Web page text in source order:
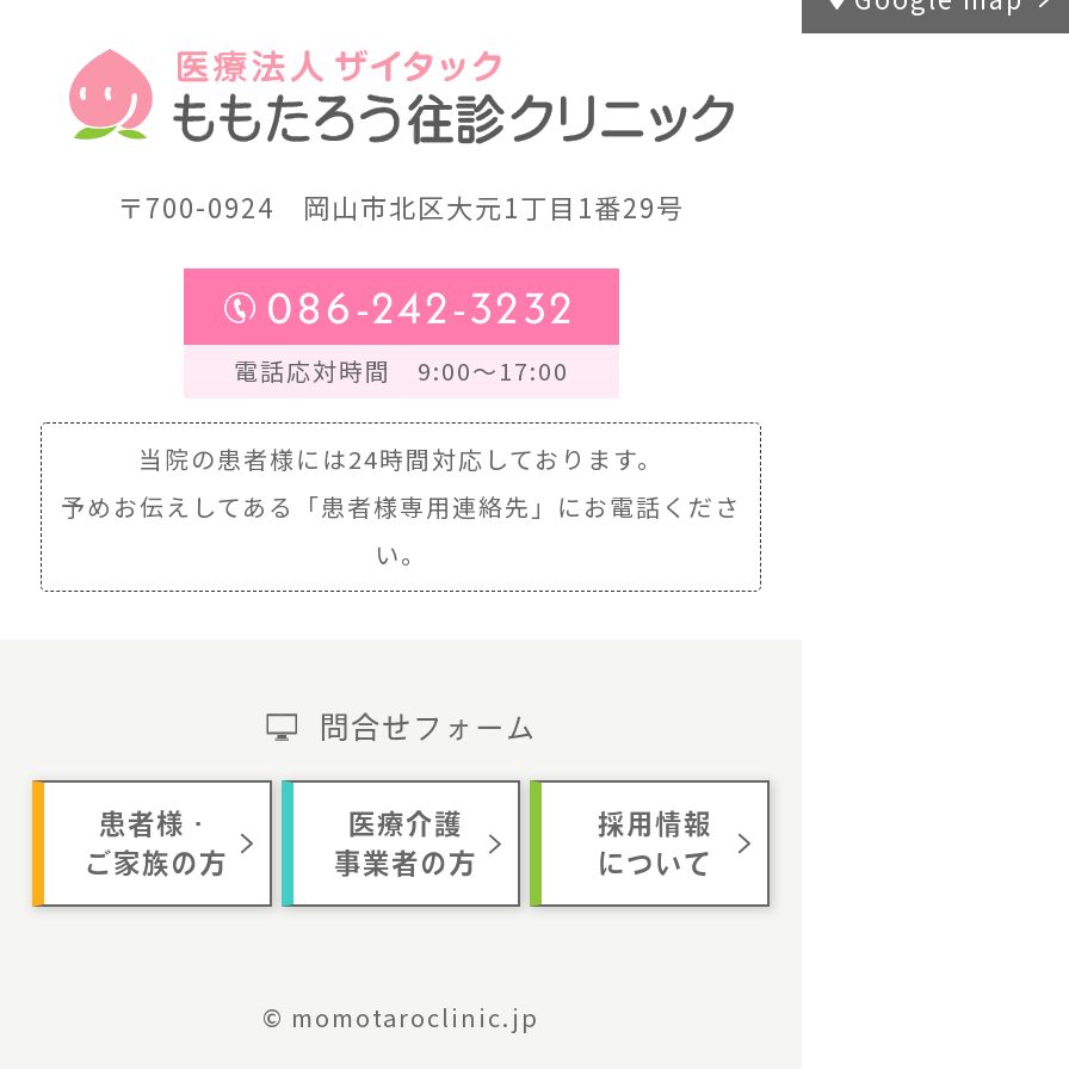
〒700-0924 岡山市北区大元1丁目1番29号
086-242-3232
電話応対時間 9:00～17:00
当院の患者様には24時間対応しております。
予めお伝えしてある
「患者様専用連絡先」にお電話くださ
い。
問合せフォーム
患者様・
ご家族の方
医療介護
事業者の方
採用情報
について
© momotaroclinic.jp